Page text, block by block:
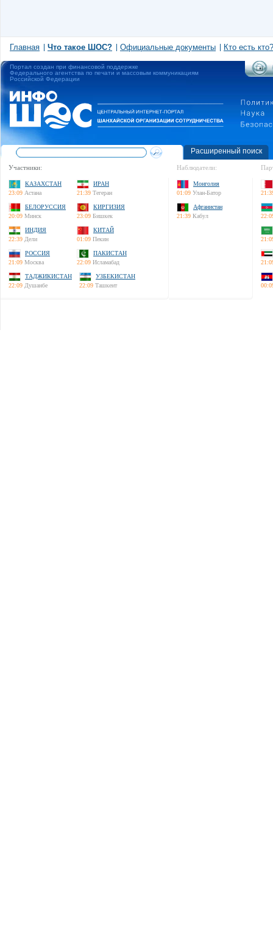
Главная Что такое ШОС? Официальные документы Кто есть кто?
Портал создан при финансовой поддержке
Федерального агентства по печати и массовым коммуникациям
Российской Федерации
Расширенный поиск
Участники:
КАЗАХСТАН
23:09 Астана
ИРАН
21:39 Тегеран
БЕЛОРУССИЯ
20:09 Минск
КИРГИЗИЯ
23:09 Бишкек
ИНДИЯ
22:39 Дели
КИТАЙ
01:09 Пекин
РОССИЯ
21:09 Москва
ПАКИСТАН
22:09 Исламабад
ТАДЖИКИСТАН
22:09 Душанбе
УЗБЕКИСТАН
22:09 Ташкент
Наблюдатели:
Монголия
01:09 Улан-Батор
Афганистан
21:39 Кабул